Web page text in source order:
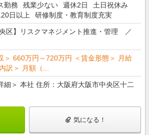
勤務 残業少ない 週休2日
土日祝休み
日以上
研修制度・教育制度充実
央区】リスクマネジメント推進・管理 ／
＞ 660万円～720万円 ＜賃金形態＞ 月給
訳＞ 月額（...
細＞ 本社 住所：大阪府大阪市中央区十二
気になる！